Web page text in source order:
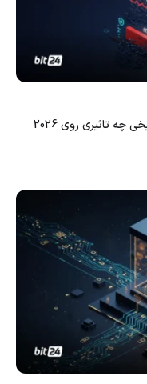
ریزش بیت کوین و تشکیل نشدن سقف تاریخی چه تاثیری روی 2026